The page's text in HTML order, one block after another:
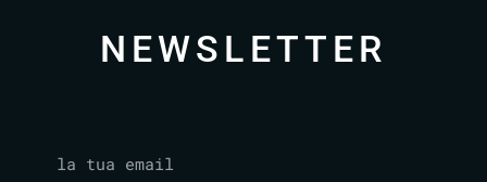
NEWSLETTER